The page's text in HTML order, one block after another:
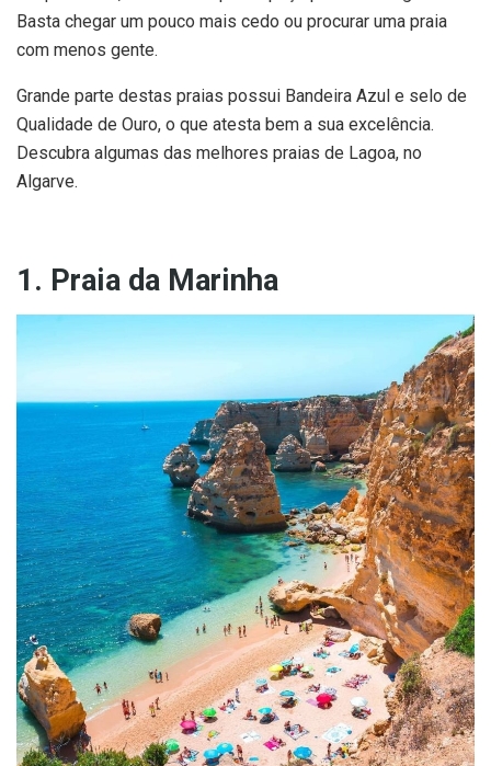
Basta chegar um pouco mais cedo ou procurar uma praia
com menos gente.
Grande parte destas praias possui Bandeira Azul e selo de
Qualidade de Ouro, o que atesta bem a sua excelência.
Descubra algumas das melhores praias de Lagoa, no
Algarve.
1. Praia da Marinha